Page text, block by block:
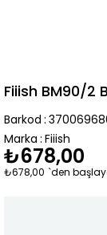
Fiiish BM90/2
Barkod :
Marka : Fiiish
₺678,00
₺678,00 `den